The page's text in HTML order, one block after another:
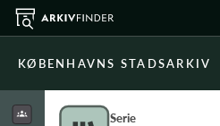
KØBENHAVNS STADSARKIV
Serie